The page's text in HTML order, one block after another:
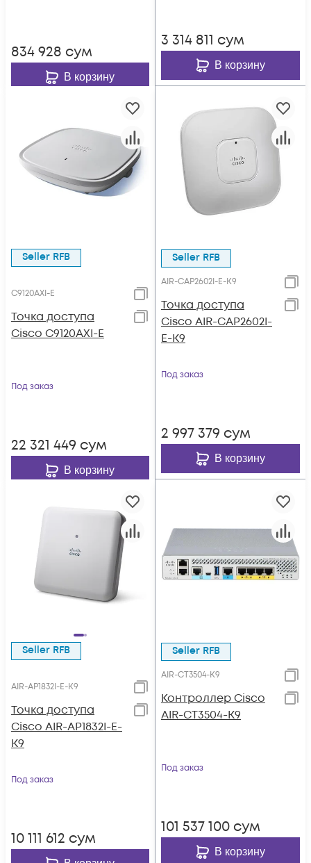
834 928 сум
В корзину
3 314 811 сум
В корзину
Seller RFB
C9120AXI-E
Точка доступа
Cisco C9120AXI-E
Под заказ
22 321 449 сум
В корзину
Seller RFB
AIR-CAP2602I-E-K9
Точка доступа
Cisco AIR-CAP2602I-
E-K9
Под заказ
2 997 379 сум
В корзину
Seller RFB
AIR-AP1832I-E-K9
Точка доступа
Cisco AIR-AP1832I-E-
K9
Под заказ
10 111 612 сум
Seller RFB
AIR-CT3504-K9
Контроллер Cisco
AIR-CT3504-K9
Под заказ
101 537 100 сум
В корзину